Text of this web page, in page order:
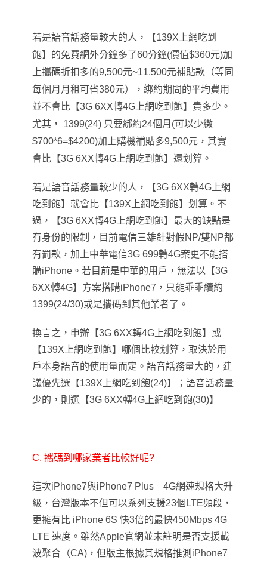
若是語音話務量較大的人，【139X上網吃到
飽】的免費網外分鐘多了60分鐘(價值$360元)加
上攜碼折扣多的9,500元~11,500元補貼款（等同
每個月月租可省380元），綁約期間的平均費用
並不會比 【3G 6XX轉4G上網吃到飽】貴多少。
尤其， 1399(24) 只要綁約24個月(可以少繳
$700*6=$4200)加上購機補貼多9,500元，其實
會比【3G 6XX轉4G上網吃到飽】還划算。
若是語音話務量較少的人，【3G 6XX轉4G上網
吃到飽】就會比【139X上網吃到飽】划算。不
過，【3G 6XX轉4G上網吃到飽】最大的缺點是
有身份的限制，目前電信三雄針對假NP/雙NP都
有罰款，加上中華電信3G 699轉4G案更不能搭
購iPhone。若目前是中華的用戶，無法以【3G
6XX轉4G】方案搭購iPhone7，只能乖乖續約
1399(24/30)或是攜碼到其他業者了。
換言之，申辦【3G 6XX轉4G上網吃到飽】或
【139X上網吃到飽】哪個比較划算，取決於用
戶本身語音的使用量而定。 語音話務量大的，建
議優先選【139X上網吃到飽(24)】； 語音話務量
少的，則選【3G 6XX轉4G上網吃到飽(30)】
C. 攜碼到哪家業者比較好呢?
這次iPhone7與iPhone7 Plus 4G網速規格大升
級，台灣版本不但可以系列支援23個LTE頻段，
更擁有比 iPhone 6S 快3倍的最快450Mbps 4G
LTE 速度。雖然Apple官網並未註明是否支援載
波聚合（CA)，但版主根據其規格推測iPhone7